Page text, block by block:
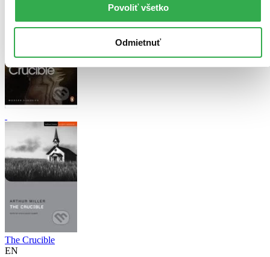
Povoliť všetko
Odmietnuť
The Crucible
EN